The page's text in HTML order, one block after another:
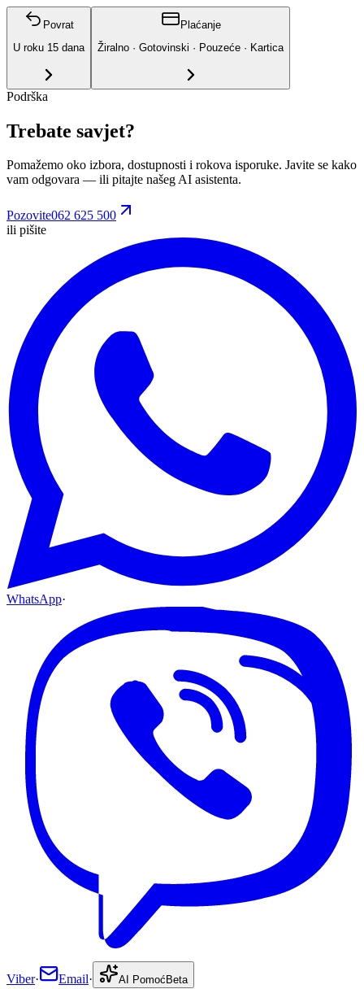
Povrat
U roku 15 dana
Plaćanje
Žiralno · Gotovinski · Pouzeće · Kartica
Podrška
Trebate savjet?
Pomažemo oko izbora, dostupnosti i rokova isporuke. Javite se kako
vam odgovara — ili pitajte našeg AI asistenta.
Pozovite062 625 500
ili pišite
WhatsApp·
Viber· Email· AI Pomoć Beta